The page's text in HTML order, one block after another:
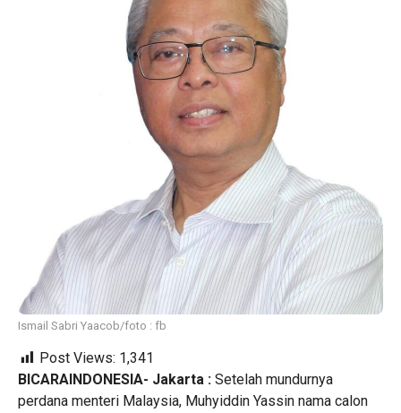
Ismail Sabri Yaacob/foto : fb
Post Views: 1,341
BICARAINDONESIA- Jakarta : Setelah mundurnya
perdana menteri Malaysia, Muhyiddin Yassin nama calon